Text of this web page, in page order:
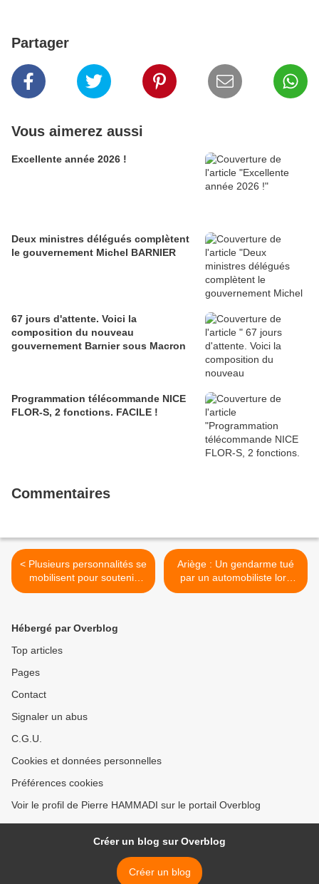
Partager
Vous aimerez aussi
Excellente année 2026 !
Deux ministres délégués complètent
le gouvernement Michel BARNIER
67 jours d'attente. Voici la
composition du nouveau
gouvernement Barnier sous Macron
Programmation télécommande NICE
FLOR-S, 2 fonctions. FACILE !
Commentaires
< Plusieurs personnalités se
mobilisent pour soutenir
Hollande
Ariège : Un gendarme tué
par un automobiliste lors
d'un contrôle routier >
Hébergé par Overblog
Top articles
Pages
Contact
Signaler un abus
C.G.U.
Cookies et données personnelles
Préférences cookies
Voir le profil de Pierre HAMMADI sur le portail Overblog
Créer un blog sur Overblog
Créer un blog